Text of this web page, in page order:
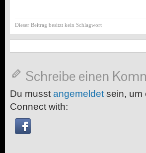
Dieser Beitrag besitzt kein Schlagwort
Schreibe einen
Du musst angemeldet sein, um
Connect with: